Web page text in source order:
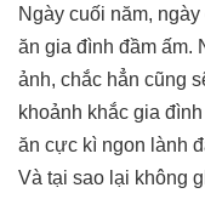
Ngày cuối năm,
ăn gia đình đầm ấm.
ảnh, chắc hẳn cũng
khoảnh khắc gia
ăn cực kì ngon lành
Và tại sao lại không